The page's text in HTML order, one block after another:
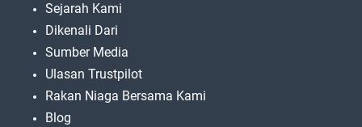
Sejarah Kami
Dikenali Dari
Sumber Media
Ulasan Trustpilot
Rakan Niaga Bersama Kami
Blog